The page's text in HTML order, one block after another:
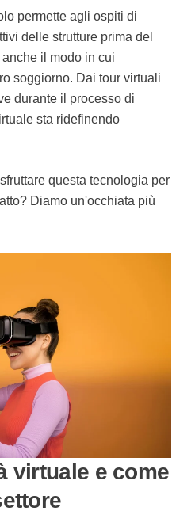
permette agli ospiti di
delle strutture prima del
anche il modo in cui
soggiorno. Dai tour virtuali
durante il processo di
sta ridefinendo
questa tecnologia per
Diamo un'occhiata più
virtuale e come